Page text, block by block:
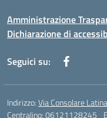
Amministrazione
Dichiarazione di
Seguici su:
Indirizzo:Via Consolare
Centralino:06121128245